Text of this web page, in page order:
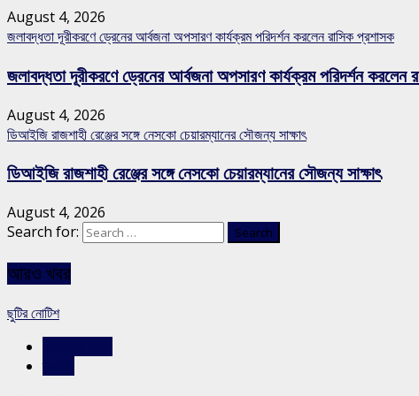
August 4, 2026
জলাবদ্ধতা দূরীকরণে ড্রেনের আর্বজনা অপসারণ কার্যক্রম পরিদর্শন করলেন রাসিক প্রশাসক
জলাবদ্ধতা দূরীকরণে ড্রেনের আর্বজনা অপসারণ কার্যক্রম পরিদর্শন করলেন
August 4, 2026
ডিআইজি রাজশাহী রেঞ্জের সঙ্গে নেসকো চেয়ারম্যানের সৌজন্য সাক্ষাৎ
ডিআইজি রাজশাহী রেঞ্জের সঙ্গে নেসকো চেয়ারম্যানের সৌজন্য সাক্ষাৎ
August 4, 2026
Search for:
আরও খবর
ছুটির নোটিশ